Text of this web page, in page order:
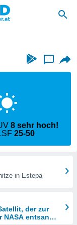
...
8 sehr hoch!
25-50
in Estepa
der zur
NASA entsandt